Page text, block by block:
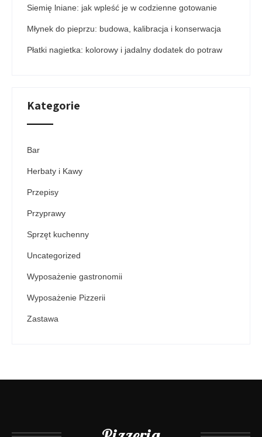
Siemię lniane: jak wpleść je w codzienne gotowanie
Młynek do pieprzu: budowa, kalibracja i konserwacja
Płatki nagietka: kolorowy i jadalny dodatek do potraw
Kategorie
Bar
Herbaty i Kawy
Przepisy
Przyprawy
Sprzęt kuchenny
Uncategorized
Wyposażenie gastronomii
Wyposażenie Pizzerii
Zastawa